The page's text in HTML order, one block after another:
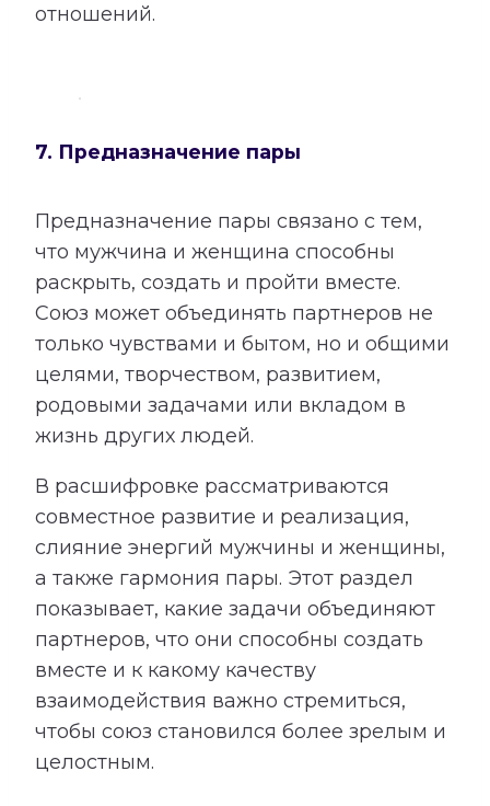
отношений.
7. Предназначение пары
Предназначение пары связано с тем,
что мужчина и женщина способны
раскрыть, создать и пройти вместе.
Союз может объединять партнеров не
только чувствами и бытом, но и общими
целями, творчеством, развитием,
родовыми задачами или вкладом в
жизнь других людей.
В расшифровке рассматриваются
совместное развитие и реализация,
слияние энергий мужчины и женщины,
а также гармония пары. Этот раздел
показывает, какие задачи объединяют
партнеров, что они способны создать
вместе и к какому качеству
взаимодействия важно стремиться,
чтобы союз становился более зрелым и
целостным.